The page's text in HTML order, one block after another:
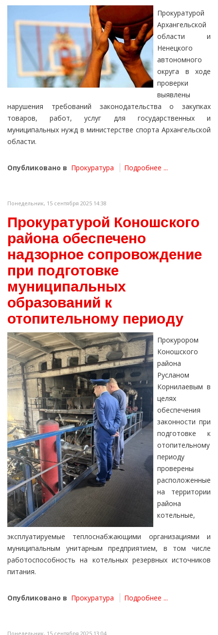
Прокуратурой
Архангельской
области и
Ненецкого
автономного
округа в ходе
проверки
выявлены
нарушения требований законодательства о закупках
товаров, работ, услуг для государственных и
муниципальных нужд в министерстве спорта Архангельской
области.
Опубликовано в Прокуратура Подробнее ...
Понедельник, 15 сентября 2025 14:38
Прокуратурой Коношского
района обеспечено
надзорное сопровождение
при подготовке
муниципальных
образований к
отопительному периоду
Прокурором
Коношского
района
Русланом
Корнилаевым в
целях
обеспечения
законности при
подготовке к
отопительному
периоду
проверены
расположенные
на территории
района
котельные,
эксплуатируемые теплоснабжающими организациями и
муниципальным унитарным предприятием, в том числе
работоспособность на котельных резервных источников
питания.
Опубликовано в Прокуратура Подробнее ...
Понедельник, 15 сентября 2025 13:04